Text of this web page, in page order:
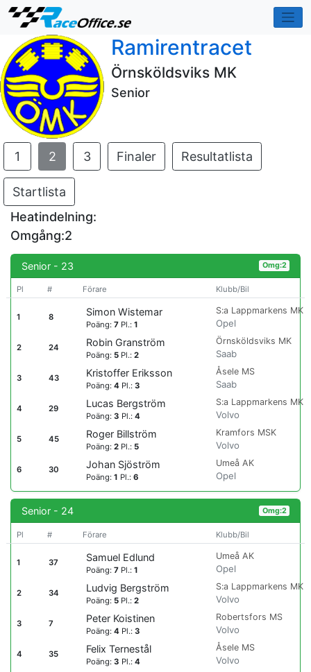
Ramirentracet
Örnsköldsviks MK
Senior
1 2 3 Finaler Resultatlista
Startlista
Heatindelning:
Omgång:2
Senior - 23 Omg:2
Pl # Förare Klubb/Bil
1 8 Simon Wistemar
Poäng:7 Pl.:1
S:a Lappmarkens MK
Opel
2 24 Robin Granström
Poäng: 5 Pl.:2
Örnsköldsviks MK
Saab
3 43 Kristoffer Eriksson
Poäng:4 Pl.:3
Åsele MS
Saab
4 29 Lucas Bergström
Poäng:3 Pl.:4
S:a Lappmarkens MK
Volvo
5 45 Roger Billström
Poäng:2 Pl.: 5
Kramfors MSK
Volvo
6 30 Johan Sjöström
Poäng:1 Pl.:6
Umeå AK
Opel
Senior - 24 Omg:2
Pl # Förare Klubb/Bil
1 37 Samuel Edlund
Poäng:7 Pl.:1
Umeå AK
Opel
2 34 Ludvig Bergström
Poäng: 5 Pl.:2
S:a Lappmarkens MK
Volvo
3 7 Peter Koistinen
Poäng:4 Pl.:3
Robertsfors MS
Volvo
4 35 Felix Ternestål
Poäng:3 Pl.:4
Åsele MS
Volvo